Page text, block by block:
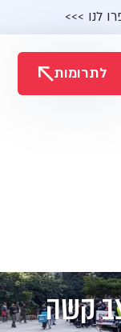
לנו >>>
לתרומות
קשה